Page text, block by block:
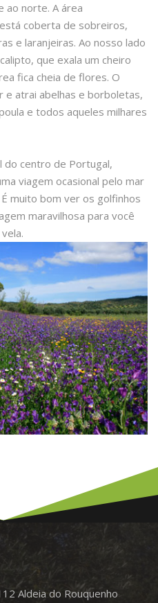
ao norte. A área
coberta de sobreiros,
e laranjeiras. Ao nosso lado
que exala um cheiro
fica cheia de flores. O
e atrai abelhas e borboletas,
e todos aqueles milhares
do centro de Portugal,
viagem ocasional pelo mar
muito bom ver os golfinhos
maravilhosa para você
Aldeia do Rouquenho